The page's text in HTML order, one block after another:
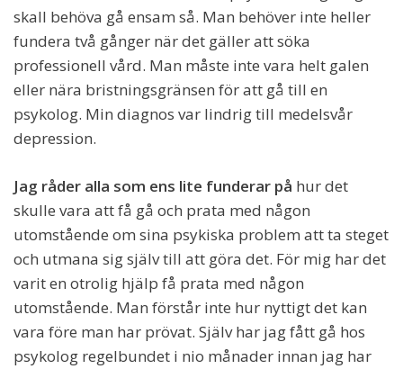
skall behöva gå ensam så. Man behöver inte heller
fundera två gånger när det gäller att söka
professionell vård. Man måste inte vara helt galen
eller nära bristningsgränsen för att gå till en
psykolog. Min diagnos var lindrig till medelsvår
depression.
Jag råder alla som ens lite funderar på hur det
skulle vara att få gå och prata med någon
utomstående om sina psykiska problem att ta steget
och utmana sig själv till att göra det. För mig har det
varit en otrolig hjälp få prata med någon
utomstående. Man förstår inte hur nyttigt det kan
vara före man har prövat. Själv har jag fått gå hos
psykolog regelbundet i nio månader innan jag har